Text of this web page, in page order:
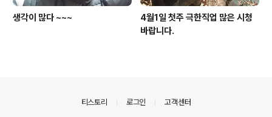
생각이 많다 ~~~
4월1일 첫주 극한직업 많은 시청
바랍니다.
티스토리 로그인 고객센터